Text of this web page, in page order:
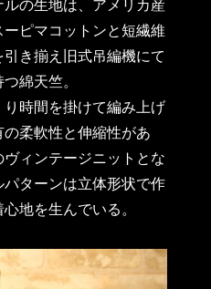
の生地は、アメリカ産
ピマコットンと短繊維
き揃え旧式吊編機にて
綿天竺。
時間を掛けて編み上げ
柔軟性と伸縮性があ
ィンテージニットとな
ターンは立体形状で作
地を生んでいる。